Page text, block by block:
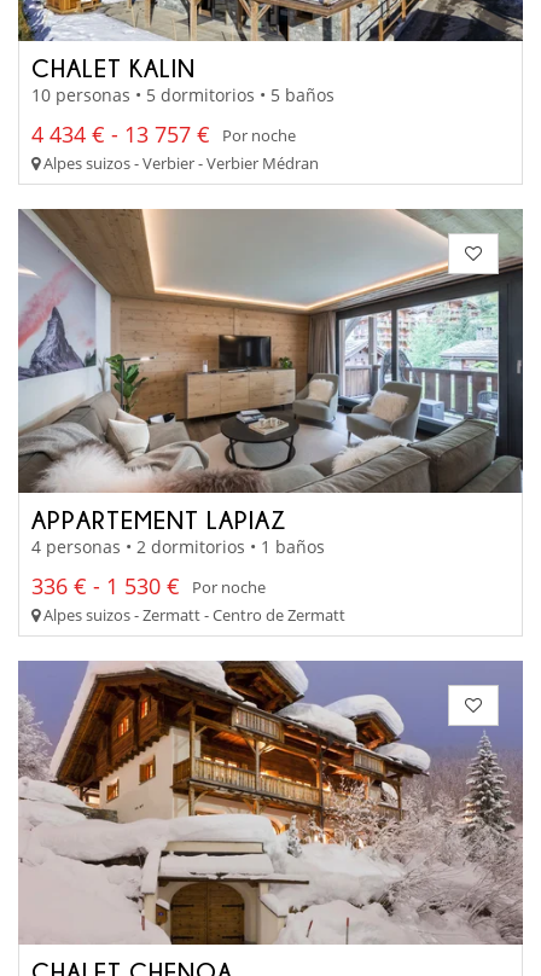
CHALET KALIN
10 personas • 5 dormitorios • 5 baños
4 434 € - 13 757 €
Por noche
Alpes suizos - Verbier - Verbier Médran
APPARTEMENT LAPIAZ
4 personas • 2 dormitorios • 1 baños
336 € - 1 530 €
Por noche
Alpes suizos - Zermatt - Centro de Zermatt